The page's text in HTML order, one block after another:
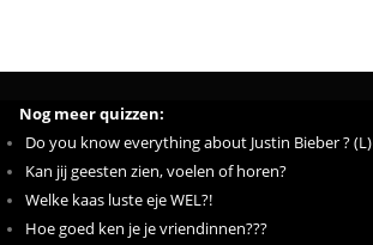
Nog meer quizzen:
Do you know everything about Justin Bieber ? (L)
Kan jij geesten zien, voelen of horen?
Welke kaas luste eje WEL?!
Hoe goed ken je je vriendinnen???